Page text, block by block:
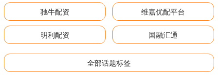
驰牛配资 维嘉优配平台
明利配资 国融汇通
全部话题标签